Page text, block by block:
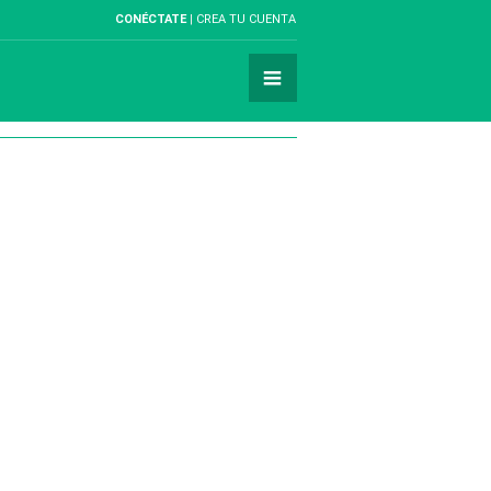
CONÉCTATE CREA TU CUENTA